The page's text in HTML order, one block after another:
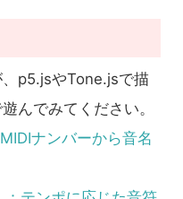
p5.jsやTone.jsで描
んでみてください。
ナンバーから音名